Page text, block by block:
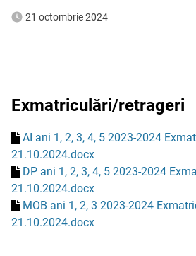
21 octombrie 2024
Exmatriculări/retrageri
AI ani 1, 2, 3, 4, 5 2023-2024
21.10.2024.docx
DP ani 1, 2, 3, 4, 5 2023-2024
21.10.2024.docx
MOB ani 1, 2, 3 2023-2024
21.10.2024.docx